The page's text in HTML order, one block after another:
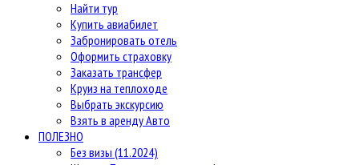
Найти тур
Купить авиабилет
Забронировать отель
Оформить страховку
Заказать трансфер
Круиз на теплоходе
Выбрать экскурсию
Взять в аренду Авто
ПОЛЕЗНО
Без визы (11.2024)